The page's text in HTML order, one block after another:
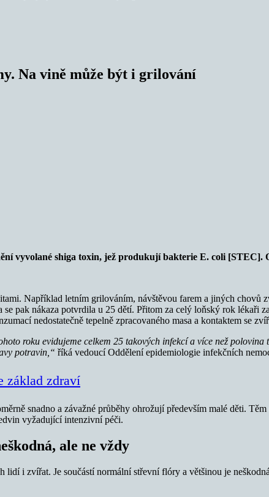
Na vině může být i grilování
vyvolané shiga toxin, jež produkují bakterie E. coli
Například letním grilováním, návštěvou farem a jiných chovů
se pak nákaza potvrdila u 25 dětí. Přitom za celý loňský rok
nedostatečně tepelně zpracovaného masa a kontaktem se
roku evidujeme celkem 25 takových infekcí a více než
potravin,“ říká vedoucí Oddělení epidemiologie infekčních
základ zdraví
snadno a závažné průběhy ohrožují především malé děti.
vyžadující intenzivní péči.
ale ne vždy
lidí i zvířat. Je součástí normální střevní flóry a většinou je